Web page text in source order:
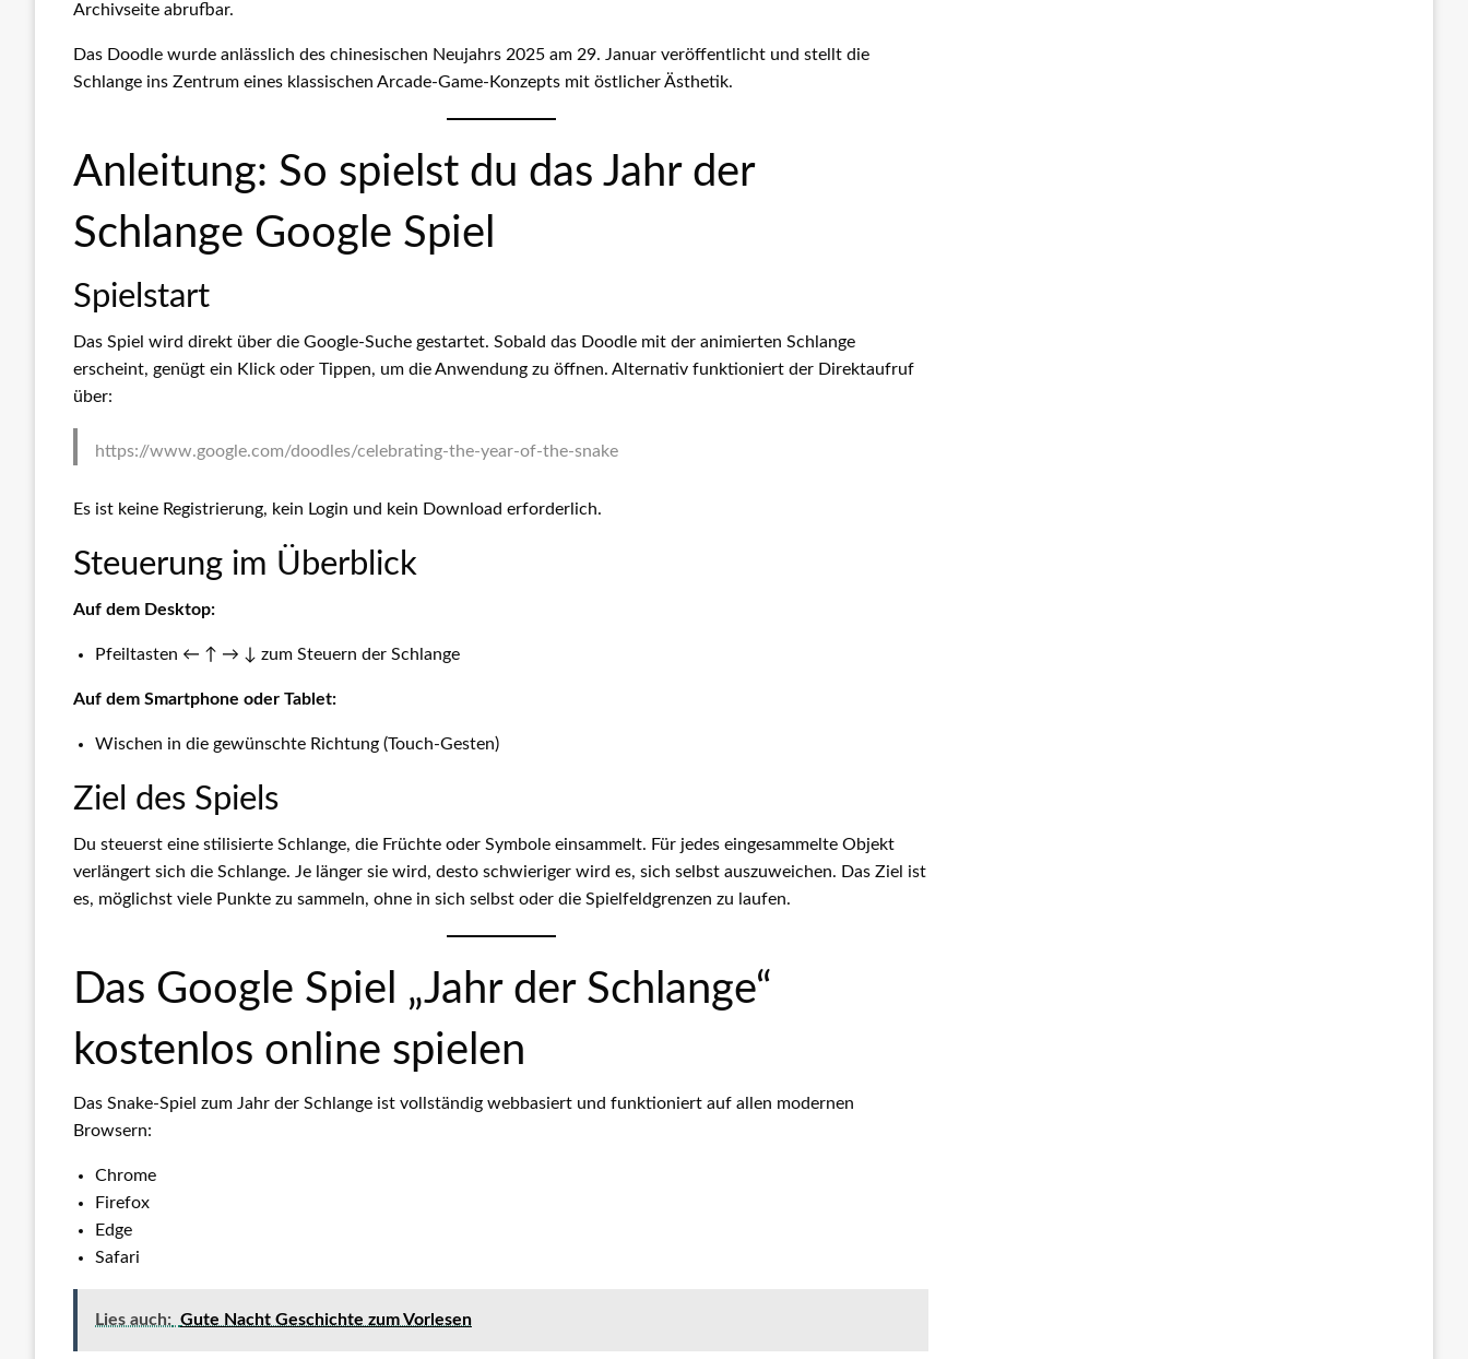
Archivseite abrufbar.
Das Doodle wurde anlässlich des chinesischen Neujahrs 2025 am 29. Januar veröffentlicht und stellt die
Schlange ins Zentrum eines klassischen Arcade-Game-Konzepts mit östlicher Ästhetik.
Anleitung: So spielst du das Jahr der
Schlange Google Spiel
Spielstart
Das Spiel wird direkt über die Google-Suche gestartet. Sobald das Doodle mit der animierten Schlange
erscheint, genügt ein Klick oder Tippen, um die Anwendung zu öffnen. Alternativ funktioniert der Direktaufruf
über:
https://www.google.com/doodles/celebrating-the-year-of-the-snake
Es ist keine Registrierung, kein Login und kein Download erforderlich.
Steuerung im Überblick
Auf dem Desktop:
Pfeiltasten ← ↑ → ↓ zum Steuern der Schlange
Auf dem Smartphone oder Tablet:
Wischen in die gewünschte Richtung (Touch-Gesten)
Ziel des Spiels
Du steuerst eine stilisierte Schlange, die Früchte oder Symbole einsammelt. Für jedes eingesammelte Objekt
verlängert sich die Schlange. Je länger sie wird, desto schwieriger wird es, sich selbst auszuweichen. Das Ziel ist
es, möglichst viele Punkte zu sammeln, ohne in sich selbst oder die Spielfeldgrenzen zu laufen.
Das Google Spiel „Jahr der Schlange“
kostenlos online spielen
Das Snake-Spiel zum Jahr der Schlange ist vollständig webbasiert und funktioniert auf allen modernen
Browsern:
Chrome
Firefox
Edge
Safari
Lies auch: Gute Nacht Geschichte zum Vorlesen